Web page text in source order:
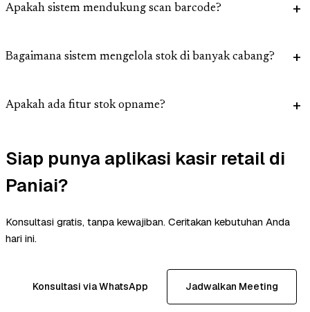
Apakah sistem mendukung scan barcode?
Bagaimana sistem mengelola stok di banyak cabang?
Apakah ada fitur stok opname?
Siap punya aplikasi kasir retail di
Paniai?
Konsultasi gratis, tanpa kewajiban. Ceritakan kebutuhan Anda
hari ini.
Konsultasi via WhatsApp Jadwalkan Meeting